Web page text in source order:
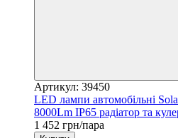
Артикул: 39450
LED лампи автомобільні
8000Lm IP65 радіатор та
1 452 грн/пара